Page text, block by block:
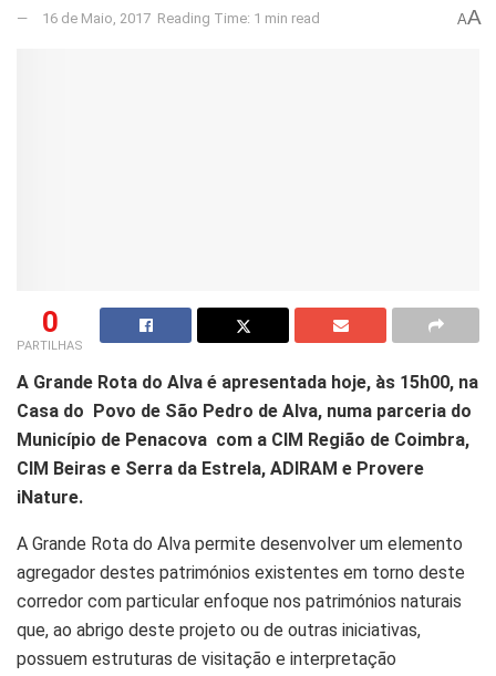
16 de Maio, 2017 Reading Time: 1 min read AA
0
PARTILHAS
A Grande Rota do Alva é apresentada hoje, às 15h00, na
Casa do Povo de São Pedro de Alva, numa parceria do
Município de Penacova com a CIM Região de Coimbra,
CIM Beiras e Serra da Estrela, ADIRAM e Provere
iNature.
A Grande Rota do Alva permite desenvolver um elemento
agregador destes patrimónios existentes em torno deste
corredor com particular enfoque nos patrimónios naturais
que, ao abrigo deste projeto ou de outras iniciativas,
possuem estruturas de visitação e interpretação